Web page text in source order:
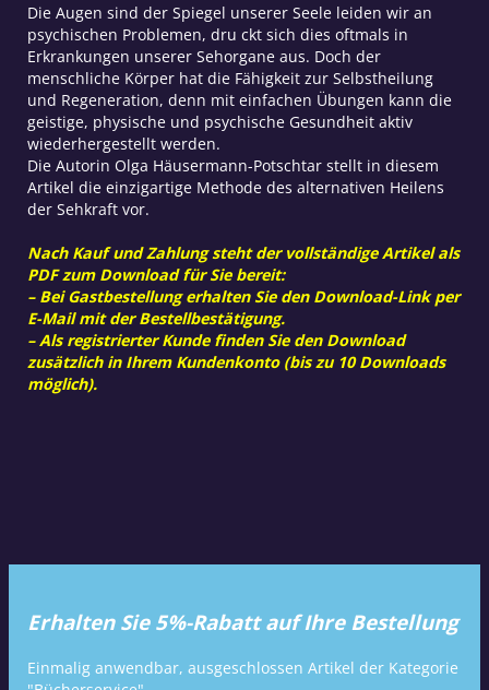
Die Augen sind der Spiegel unserer Seele leiden wir an
psychischen Problemen, dru ckt sich dies oftmals in
Erkrankungen unserer Sehorgane aus. Doch der
menschliche Körper hat die Fähigkeit zur Selbstheilung
und Regeneration, denn mit einfachen Übungen kann die
geistige, physische und psychische Gesundheit aktiv
wiederhergestellt werden.
Die Autorin Olga Häusermann-Potschtar stellt in diesem
Artikel die einzigartige Methode des alternativen Heilens
der Sehkraft vor.
Nach Kauf und Zahlung steht der vollständige Artikel als
PDF zum Download für Sie bereit:
– Bei Gastbestellung erhalten Sie den Download-Link per
E-Mail mit der Bestellbestätigung.
– Als registrierter Kunde finden Sie den Download
zusätzlich in Ihrem Kundenkonto (bis zu 10 Downloads
möglich).
Erhalten Sie 5%-Rabatt auf Ihre Bestellung
Einmalig anwendbar, ausgeschlossen Artikel der Kategorie